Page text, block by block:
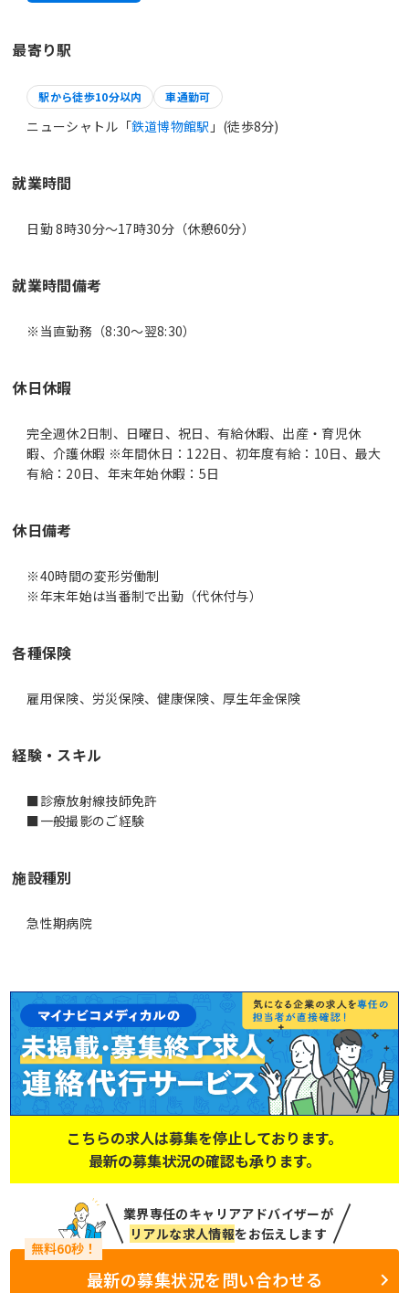
最寄り駅
駅から徒歩10分以内 車通勤可
ニューシャトル「鉄道博物館駅 」(徒歩8分)
就業時間
日勤 8時30分〜17時30分（休憩60分）
就業時間備考
休日休暇
完全週休2日制、日曜日、祝日、有給休暇、出産・育児休
暇、介護休暇 ※年間休日：122日、初年度有給：10日、最大
有給：20日、年末年始休暇：5日
休日備考
※40時間の変形労働制
※年末年始は当番制で出勤（代休付与）
各種保険
雇用保険、労災保険、健康保険、厚生年金保険
経験・スキル
■診療放射線技師免許
■一般撮影のご経験
施設種別
急性期病院
こちらの求人は募集を停止しております。
最新の募集状況の確認も承ります。
業界専任のキャリアアドバイザーが
リアルな求人情報をお伝えします
最新の募集状況を問い合わせる